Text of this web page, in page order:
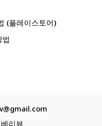
(플레이스토어)
리뷰